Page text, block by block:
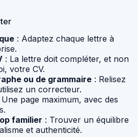
: Adaptez chaque lettre à
: La lettre doit compléter, et non
votre CV.
ou de grammaire : Relisez
un correcteur.
Une page maximum, avec des
familier : Trouver un équilibre
et authenticité.